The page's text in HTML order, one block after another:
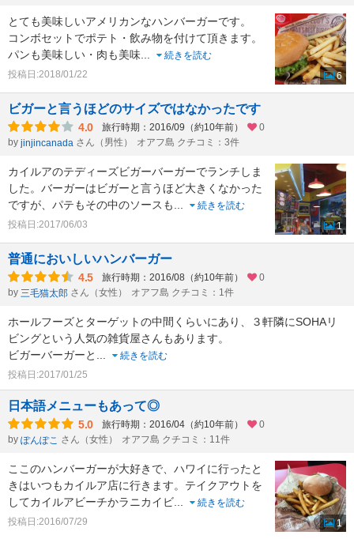
とても美味しいアメリカンなハンバーガーです。
コンボセットでポテト・飲み物を付けて頂きます。
パンも美味しい・肉も美味...
続きを読む
投稿日:2018/01/22
6
ビガーと言うほどのサイズではなかったです
4.0 旅行時期：2016/09（約10年前）
0
by jinjincanada さん（男性） オアフ島 クチコミ：3件
カイルアのテディーズビガーバーガーでランチしま
した。バーガーはビガーと言うほど大きくなかった
ですが、パテもその中のソースも...
続きを読む
投稿日:2017/06/03
1
普通においしいハンバーガー
4.5 旅行時期：2016/08（約10年前）
0
by 三毛猫太郎 さん（女性） オアフ島 クチコミ：1件
ホールフーズとターゲットの中間くらいにあり、３軒隣にSOHAリ
ビングという人気の雑貨屋さんもあります。
ビガーバーガーと ...
続きを読む
投稿日:2017/01/25
日本語メニューもあって◎
5.0 旅行時期：2016/04（約10年前）
0
by ぽんぽこ さん（女性） オアフ島 クチコミ：11件
ここのハンバーガーが大好きで、ハワイに行ったと
きはいつもカイルア店に行きます。テイクアウトを
してカイルアビーチかラニカイビ...
続きを読む
投稿日:2016/07/29
1